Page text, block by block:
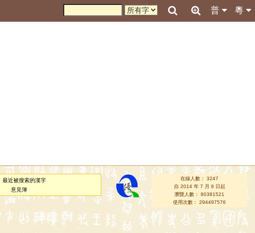
粵
普
最近被搜索的漢字
意見簿
在線人數： 3247
自 2014 年 7 月 8 日起
瀏覽人數： 80381521
使用次數： 294497576